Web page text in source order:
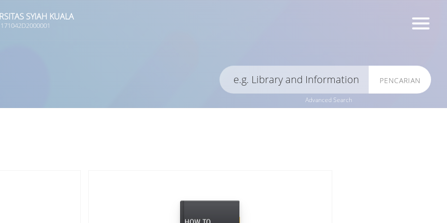
SYIAH KUALA
PENCARIAN
Advanced Search
Pengarang
ISBN/ISSN